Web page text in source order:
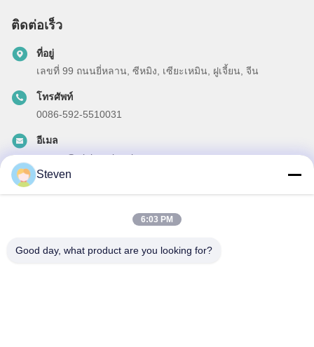
ติดต่อเร็ว
ที่อยู่
เลขที่ 99 ถนนยี่หลาน, ซีหมิง, เซียะเหมิน, ฝูเจี้ยน, จีน
โทรศัพท์
0086-592-5510031
อีเมล
steven@winley-electric.com
สมัครสมาชิกข่าวสารของเรา เพื่อรับส่วนลดและอื่นๆ
Steven
6:03 PM
Good day, what product are you looking for?